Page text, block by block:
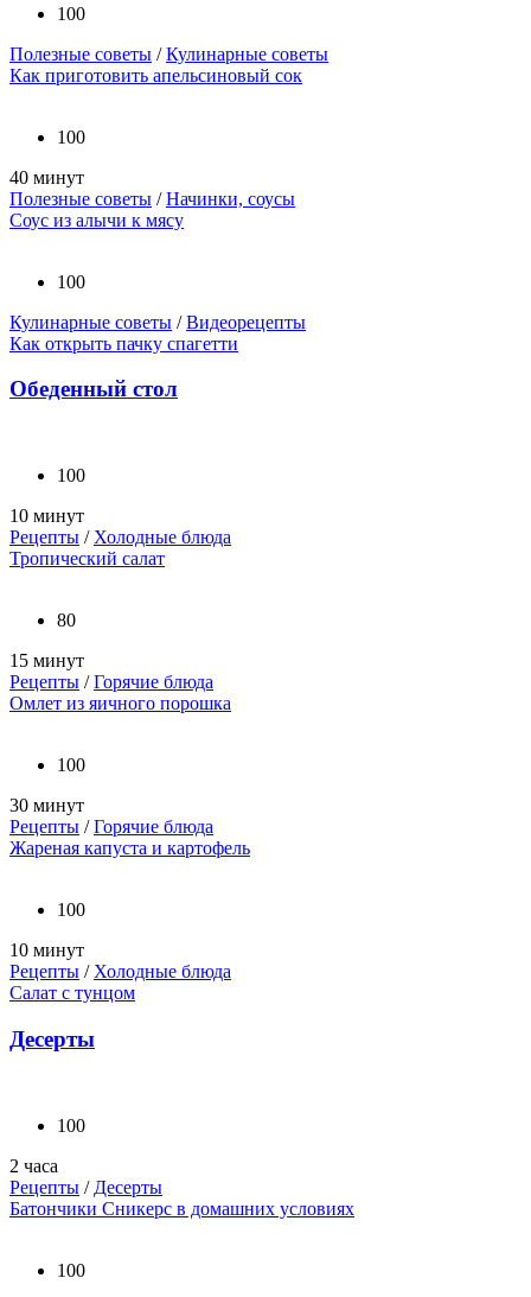
100
Полезные советы /Кулинарные советы
Как приготовить апельсиновый сок
100
40 минут
Полезные советы /Начинки, соусы
Соус из алычи к мясу
100
Кулинарные советы /Видеорецепты
Как открыть пачку спагетти
Обеденный стол
100
10 минут
Рецепты / Холодные блюда
Тропический салат
80
15 минут
Рецепты /Горячие блюда
Омлет из яичного порошка
100
30 минут
Рецепты /Горячие блюда
Жареная капуста и картофель
100
10 минут
Рецепты / Холодные блюда
Салат с тунцом
Десерты
100
2 часа
Рецепты / Десерты
Батончики Сникерс в домашних условиях
100